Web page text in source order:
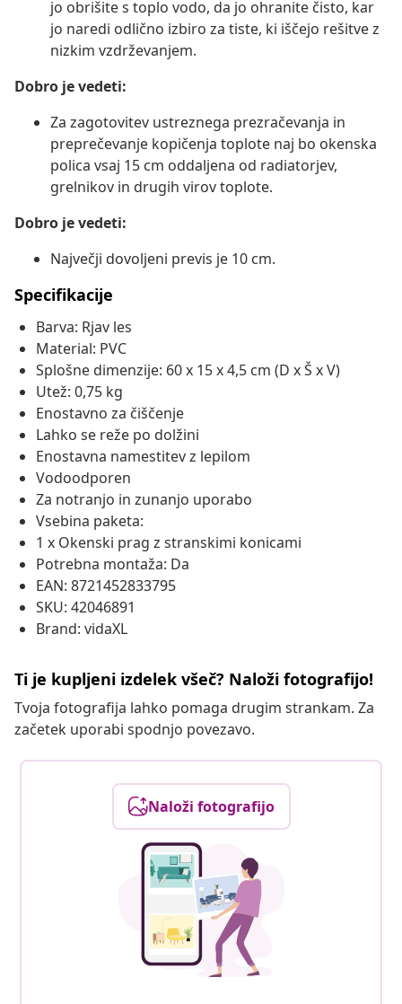
jo obrišite s toplo vodo, da jo ohranite čisto, kar
jo naredi odlično izbiro za tiste, ki iščejo rešitve z
nizkim vzdrževanjem.
Dobro je vedeti:
Za zagotovitev ustreznega prezračevanja in
preprečevanje kopičenja toplote naj bo okenska
polica vsaj 15 cm oddaljena od radiatorjev,
grelnikov in drugih virov toplote.
Dobro je vedeti:
Največji dovoljeni previs je 10 cm.
Specifikacije
Barva: Rjav les
Material: PVC
Splošne dimenzije: 60 x 15 x 4,5 cm (D x Š x V)
Utež: 0,75 kg
Enostavno za čiščenje
Lahko se reže po dolžini
Enostavna namestitev z lepilom
Vodoodporen
Za notranjo in zunanjo uporabo
Vsebina paketa:
1 x Okenski prag z stranskimi konicami
Potrebna montaža: Da
EAN: 8721452833795
SKU: 42046891
Brand: vidaXL
Ti je kupljeni izdelek všeč? Naloži fotografijo!
Tvoja fotografija lahko pomaga drugim strankam. Za
začetek uporabi spodnjo povezavo.
Naloži fotografijo